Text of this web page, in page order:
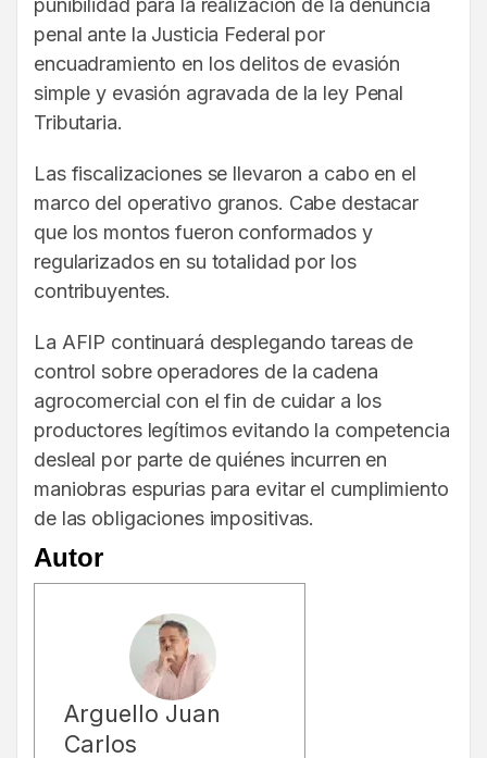
penal ante la Justicia Federal por
encuadramiento en los delitos de evasión
simple y evasión agravada de la ley Penal
Tributaria.
Las fiscalizaciones se llevaron a cabo en el
marco del operativo granos. Cabe destacar
que los montos fueron conformados y
regularizados en su totalidad por los
contribuyentes.
La AFIP continuará desplegando tareas de
control sobre operadores de la cadena
agrocomercial con el fin de cuidar a los
productores legítimos evitando la competencia
desleal por parte de quiénes incurren en
maniobras espurias para evitar el cumplimiento
de las obligaciones impositivas.
Autor
Arguello Juan
Carlos